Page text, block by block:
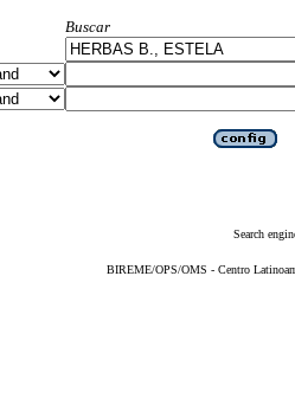
Buscar
Search
BIREME/OPS/OMS - Centro